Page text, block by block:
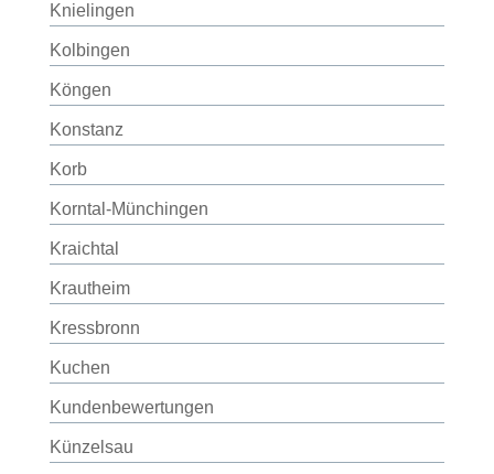
Knielingen
Kolbingen
Köngen
Konstanz
Korb
Korntal-Münchingen
Kraichtal
Krautheim
Kressbronn
Kuchen
Kundenbewertungen
Künzelsau